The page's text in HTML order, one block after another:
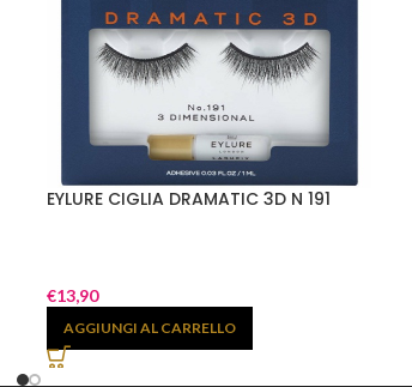
EYLURE CIGLIA DRAMATIC 3D N 191
€13,90
AGGIUNGI AL CARRELLO